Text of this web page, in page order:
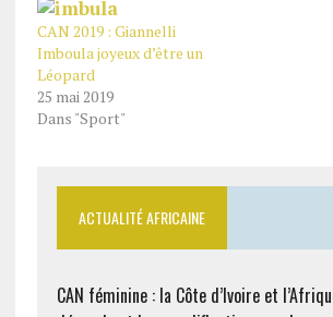
CAN 2019 : Giannelli
Imboula joyeux d’être un
Léopard
25 mai 2019
Dans "Sport"
ACTUALITÉ AFRICAINE
CAN féminine : la Côte d’Ivoire et